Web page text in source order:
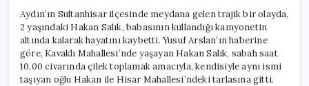
Kamyonetin
Altında
Can
Verdi
için
Aydın’ın Sultanhisar ilçesinde meydana gelen trajik bir olayda,
2 yaşındaki Hakan Salık, babasının kullandığı kamyonetin
altında kalarak hayatını kaybetti. Yusuf Arslan’ın haberine
göre, Kavaklı Mahallesi’nde yaşayan Hakan Salık, sabah saat
10.00 civarında çilek toplamak amacıyla, kendisiyle aynı ismi
taşıyan oğlu Hakan ile Hisar Mahallesi’ndeki tarlasına gitti.